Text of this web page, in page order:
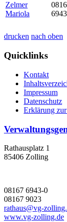
Zelmer
Mariola
drucken nach oben
Quicklinks
Kontakt
Impressum
Datenschutz
Erklärung
Rathausplatz 1
85406 Zolling
08167 6943-0
08167 9023
rathaus@vg-
www.vg-zolling.de